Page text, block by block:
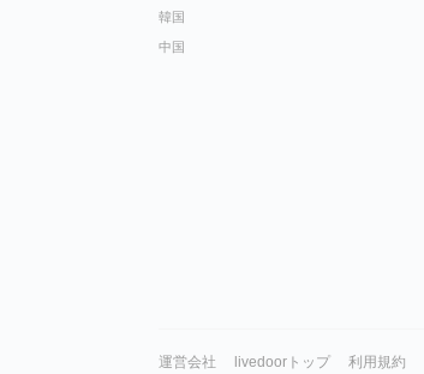
韓国
中国
運営会社 livedoorトップ 利用規約